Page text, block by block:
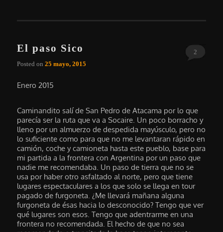
El paso Sico
Posted on25 mayo, 2015
2
Enero 2015
Caminandito salí de San Pedro de Atacama por lo que
parecía ser la ruta que va a Socaire. Un poco borracho y
lleno por un almuerzo de despedida mayúsculo, pero no
lo suficiente como para que no me levantaran rápido en
camión, coche y camioneta hasta este pueblo, base para
mi partida a la frontera con Argentina por un paso que
nadie me recomendaba. Un paso de tierra que no se
usa por haber otro asfaltado al norte, pero que tiene
lugares espectaculares a los que solo se llega en tour
pagado de furgoneta. ¿Me llevará mañana alguna
furgoneta de ésas hacia lo desconocido? Tengo que ver
qué lugares son esos. Tengo que adentrarme en una
frontera no recomendada. El hecho de que no sea